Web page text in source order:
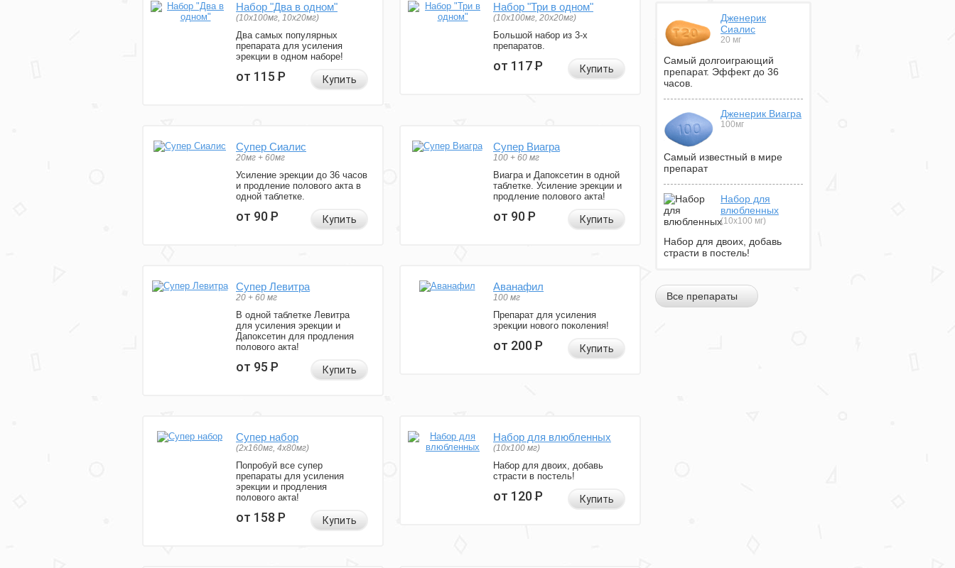
Набор "Два в одном"
(10x100мг, 10x20мг)
Два самых популярных
препарата для усиления
эрекции в одном наборе!
от 115Р Купить
Набор "Три в одном"
(10x100мг, 20x20мг)
Большой набор из 3-х
препаратов.
от 117Р Купить
Супер Сиалис
20мг + 60мг
Усиление эрекции до 36 часов
и продление полового акта в
одной таблетке.
от 90Р Купить
Супер Виагра
100 + 60 мг
Виагра и Дапоксетин в одной
таблетке. Усиление эрекции и
продление полового акта!
от 90Р Купить
Супер Левитра
20 + 60 мг
В одной таблетке Левитра
для усиления эрекции и
Дапоксетин для продления
полового акта!
от 95Р Купить
Аванафил
100 мг
Препарат для усиления
эрекции нового поколения!
от 200Р Купить
Супер набор
(2х160мг, 4х80мг)
Попробуй все супер
препараты для усиления
эрекции и продления
полового акта!
от 158Р Купить
Набор для влюбленных
(10х100 мг)
Набор для двоих, добавь
страсти в постель!
от 120Р Купить
Дженерик
Сиалис
20 мг
Самый долгоиграющий
препарат. Эффект до 36
часов.
Дженерик Виагра
100мг
Самый известный в мире
препарат
Набор для
влюбленных
(10х100 мг)
Набор для двоих, добавь
страсти в постель!
Все препараты